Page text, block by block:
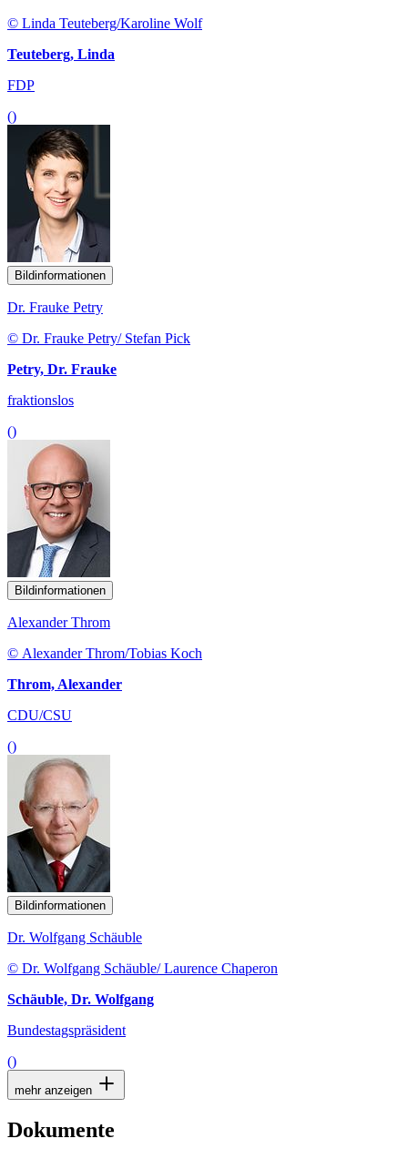
© Linda Teuteberg/Karoline Wolf
Teuteberg, Linda
FDP
()
Bildinformationen
Dr. Frauke Petry
© Dr. Frauke Petry/ Stefan Pick
Petry, Dr. Frauke
fraktionslos
()
Bildinformationen
Alexander Throm
© Alexander Throm/Tobias Koch
Throm, Alexander
CDU/CSU
()
Bildinformationen
Dr. Wolfgang Schäuble
© Dr. Wolfgang Schäuble/ Laurence Chaperon
Schäuble, Dr. Wolfgang
Bundestagspräsident
()
mehr anzeigen
Dokumente